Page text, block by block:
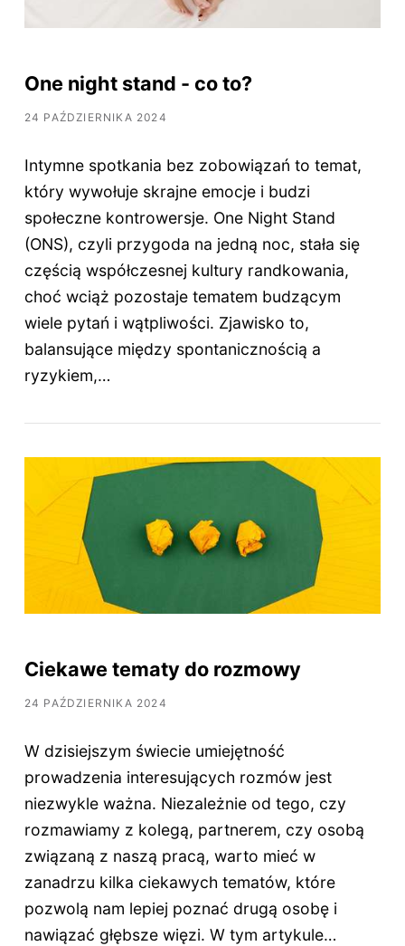
One night stand - co to?
24 PAŹDZIERNIKA 2024
Intymne spotkania bez zobowiązań to temat,
który wywołuje skrajne emocje i budzi
społeczne kontrowersje. One Night Stand
(ONS), czyli przygoda na jedną noc, stała się
częścią współczesnej kultury randkowania,
choć wciąż pozostaje tematem budzącym
wiele pytań i wątpliwości. Zjawisko to,
balansujące między spontanicznością a
ryzykiem,…
Ciekawe tematy do rozmowy
24 PAŹDZIERNIKA 2024
W dzisiejszym świecie umiejętność
prowadzenia interesujących rozmów jest
niezwykle ważna. Niezależnie od tego, czy
rozmawiamy z kolegą, partnerem, czy osobą
związaną z naszą pracą, warto mieć w
zanadrzu kilka ciekawych tematów, które
pozwolą nam lepiej poznać drugą osobę i
nawiązać głębsze więzi. W tym artykule…